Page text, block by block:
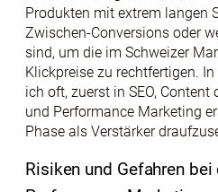
Produkten mit extrem langen
Zwischen-Conversions oder
sind, um die im Schweizer
Klickpreise zu rechtfertigen.
ich oft, zuerst in SEO, Content
und Performance Marketing
Phase als Verstärker
Risiken und Gefahren